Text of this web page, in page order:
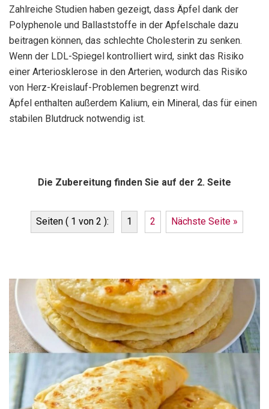
Zahlreiche Studien haben gezeigt, dass Äpfel dank der
Polyphenole und Ballaststoffe in der Apfelschale dazu
beitragen können, das schlechte Cholesterin zu senken.
Wenn der LDL-Spiegel kontrolliert wird, sinkt das Risiko
einer Arteriosklerose in den Arterien, wodurch das Risiko
von Herz-Kreislauf-Problemen begrenzt wird.
Äpfel enthalten außerdem Kalium, ein Mineral, das für einen
stabilen Blutdruck notwendig ist.
Die Zubereitung finden Sie auf der 2. Seite
Seiten ( 1 von 2 ): 1 2 Nächste Seite »